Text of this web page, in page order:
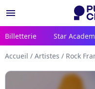
menu
Billetterie Star
Accueil / Artistes / Rock